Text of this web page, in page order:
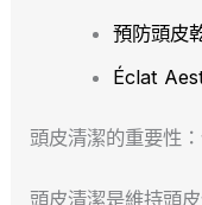
預防頭皮
Éclat
頭皮清潔的重要性
頭皮清潔是維持頭